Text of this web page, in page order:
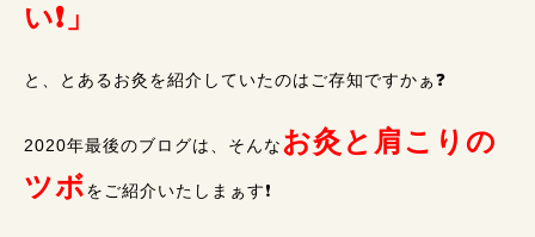
い❗」
と、とあるお灸を紹介していたのはご存知ですかぁ❓
2020年最後のブログは、そんな お灸と肩こりの
ツボをご紹介いたしまぁす❗